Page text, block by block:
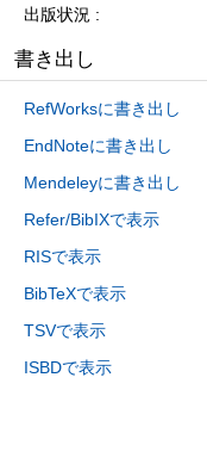
出版状況
書き出し
RefWorksに書き出し
EndNoteに書き出し
Mendeleyに書き出し
Refer/BibIXで表示
RISで表示
BibTeXで表示
TSVで表示
ISBDで表示